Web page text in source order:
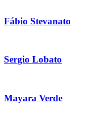
Fábio Stevanato
Sergio Lobato
Mayara Verde